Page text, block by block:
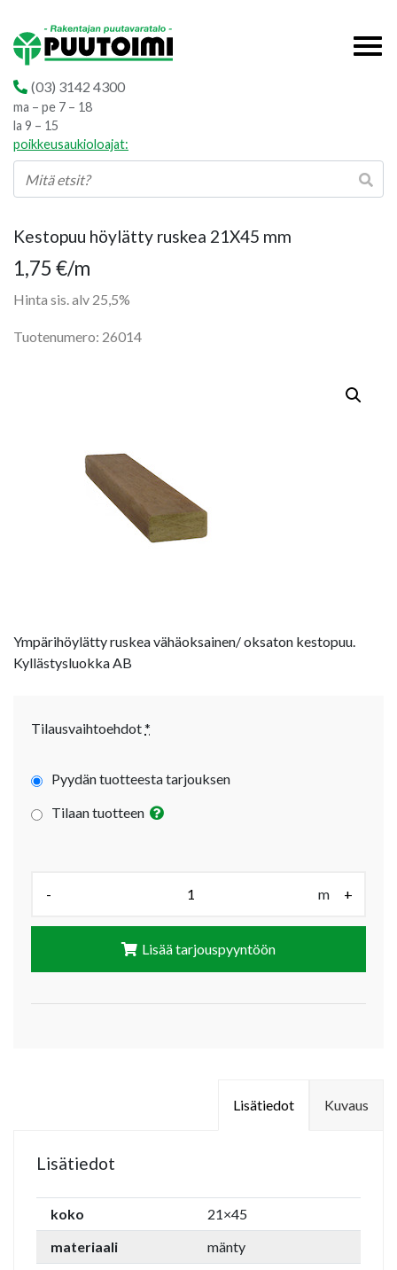
(03) 3142 4300
ma – pe 7 – 18
la 9 – 15
poikkeusaukioloajat:
Kestopuu höylätty ruskea 21X45 mm
1,75 €/m
Hinta sis. alv 25,5%
Tuotenumero: 26014
Ympärihöylätty ruskea vähäoksainen/ oksaton kestopuu.
Kyllästysluokka AB
Tilausvaihtoehdot*
Pyydän tuotteesta tarjouksen
Tilaan tuotteen
- m +
Lisää tarjouspyyntöön
Kuvaus
Lisätiedot
Lisätiedot
koko
21×45
materiaali
mänty